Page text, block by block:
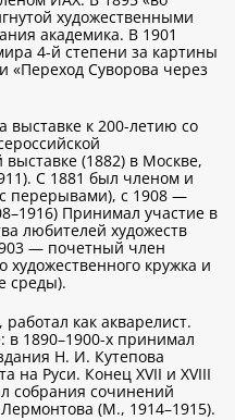
художественными
академика. В 1901
4-й степени за картины
«Переход Суворова через
выставке к 200-летию со
(1882) в Москве,
С 1881 был членом и
перерывами), с 1908 —
Принимал участие в
любителей художеств
— почетный член
кружка и
среды).
как акварелист.
1890–1900-х принимал
Н. И. Кутепова
на Руси. Конец XVII и XVIII
собрания сочинений
(М., 1914–1915).